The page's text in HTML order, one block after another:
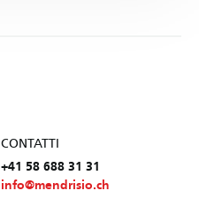
CONTATTI
+41 58 688 31 31
info@mendrisio.ch